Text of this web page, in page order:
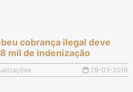
cobrança ilegal deve
mil de indenização
29-03-2016